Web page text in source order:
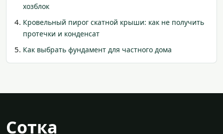
хозблок
Кровельный пирог скатной крыши: как не получить
протечки и конденсат
Как выбрать фундамент для частного дома
Сотка